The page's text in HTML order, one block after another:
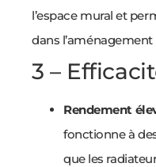
l’espace mural et
dans
3 –
Rendement
fonctionne à
que les